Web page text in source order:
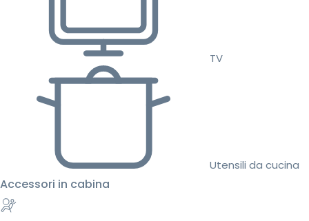
TV
Utensili da cucina
Accessori in cabina